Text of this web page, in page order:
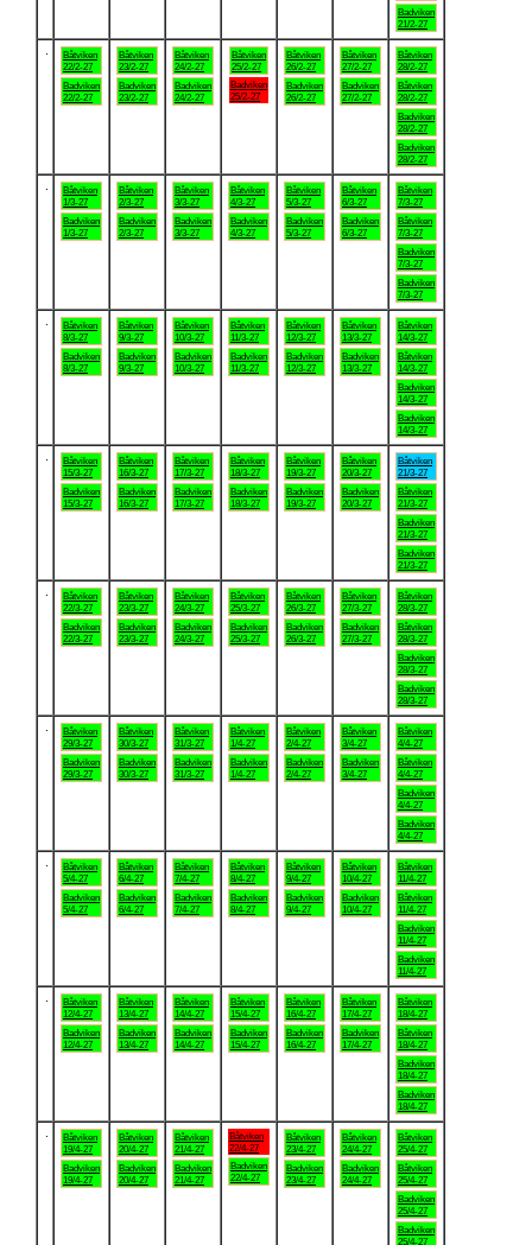
Badviken
21/2-27
Båtviken
22/2-27
Badviken
22/2-27
Båtviken
23/2-27
Badviken
23/2-27
Båtviken
24/2-27
Badviken
24/2-27
Båtviken
25/2-27
Badviken
25/2-27
Båtviken
26/2-27
Badviken
26/2-27
Båtviken
27/2-27
Badviken
27/2-27
Båtviken
28/2-27
Båtviken
28/2-27
Badviken
28/2-27
Badviken
28/2-27
Båtviken
1/3-27
Badviken
1/3-27
Båtviken
2/3-27
Badviken
2/3-27
Båtviken
3/3-27
Badviken
3/3-27
Båtviken
4/3-27
Badviken
4/3-27
Båtviken
5/3-27
Badviken
5/3-27
Båtviken
6/3-27
Badviken
6/3-27
Båtviken
7/3-27
Båtviken
7/3-27
Badviken
7/3-27
Badviken
7/3-27
Båtviken
8/3-27
Badviken
8/3-27
Båtviken
9/3-27
Badviken
9/3-27
Båtviken
10/3-27
Badviken
10/3-27
Båtviken
11/3-27
Badviken
11/3-27
Båtviken
12/3-27
Badviken
12/3-27
Båtviken
13/3-27
Badviken
13/3-27
Båtviken
14/3-27
Båtviken
14/3-27
Badviken
14/3-27
Badviken
14/3-27
Båtviken
15/3-27
Badviken
15/3-27
Båtviken
16/3-27
Badviken
16/3-27
Båtviken
17/3-27
Badviken
17/3-27
Båtviken
18/3-27
Badviken
18/3-27
Båtviken
19/3-27
Badviken
19/3-27
Båtviken
20/3-27
Badviken
20/3-27
Båtviken
21/3-27
Båtviken
21/3-27
Badviken
21/3-27
Badviken
21/3-27
Båtviken
22/3-27
Badviken
22/3-27
Båtviken
23/3-27
Badviken
23/3-27
Båtviken
24/3-27
Badviken
24/3-27
Båtviken
25/3-27
Badviken
25/3-27
Båtviken
26/3-27
Badviken
26/3-27
Båtviken
27/3-27
Badviken
27/3-27
Båtviken
28/3-27
Båtviken
28/3-27
Badviken
28/3-27
Badviken
28/3-27
Båtviken
29/3-27
Badviken
29/3-27
Båtviken
30/3-27
Badviken
30/3-27
Båtviken
31/3-27
Badviken
31/3-27
Båtviken
1/4-27
Badviken
1/4-27
Båtviken
2/4-27
Badviken
2/4-27
Båtviken
3/4-27
Badviken
3/4-27
Båtviken
4/4-27
Båtviken
4/4-27
Badviken
4/4-27
Badviken
4/4-27
Båtviken
5/4-27
Badviken
5/4-27
Båtviken
6/4-27
Badviken
6/4-27
Båtviken
7/4-27
Badviken
7/4-27
Båtviken
8/4-27
Badviken
8/4-27
Båtviken
9/4-27
Badviken
9/4-27
Båtviken
10/4-27
Badviken
10/4-27
Båtviken
11/4-27
Båtviken
11/4-27
Badviken
11/4-27
Badviken
11/4-27
Båtviken
12/4-27
Badviken
12/4-27
Båtviken
13/4-27
Badviken
13/4-27
Båtviken
14/4-27
Badviken
14/4-27
Båtviken
15/4-27
Badviken
15/4-27
Båtviken
16/4-27
Badviken
16/4-27
Båtviken
17/4-27
Badviken
17/4-27
Båtviken
18/4-27
Båtviken
18/4-27
Badviken
18/4-27
Badviken
18/4-27
Båtviken
19/4-27
Badviken
19/4-27
Båtviken
20/4-27
Badviken
20/4-27
Båtviken
21/4-27
Badviken
21/4-27
Båtviken
22/4-27
Badviken
22/4-27
Båtviken
23/4-27
Badviken
23/4-27
Båtviken
24/4-27
Badviken
24/4-27
Båtviken
25/4-27
Båtviken
25/4-27
Badviken
25/4-27
Badviken
25/4-27